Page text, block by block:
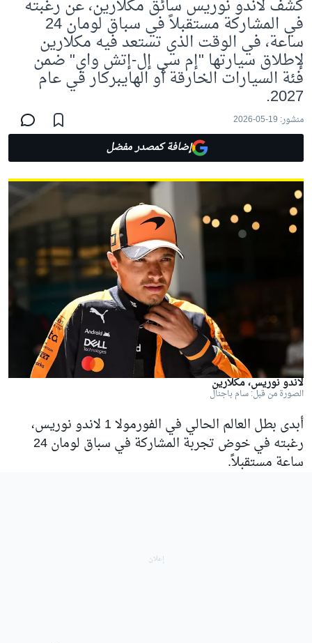
كشف لاندو نوريس سائق مكلارين، عن رغبته
في المشاركة مستقبلاً في سباق لومان 24
ساعة، في الوقت الذي تستعد فيه مكلارين
لإطلاق سيارتها "إم سي إل-إتش واي" ضمن
فئة السيارات الخارقة أو الهايبركار في عام
2027.
منشور: 19-05-2026
إضافة كمصدر مفضل
لاندو نوريس، مكلارين
الصورة من قبل: سام باجنال
أبدى بطل العالم الحالي في الفورمولا 1 لاندو نوريس،
رغبته في خوض تجربة المشاركة في سباق لومان 24
ساعة مستقبلاً.